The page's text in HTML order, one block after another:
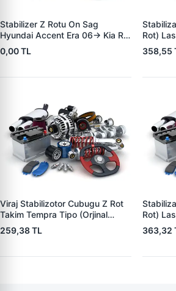
Stabilizer Z Rotu On Sag
Hyundai Accent Era 06-> Kia Rio
05-> | HMC 548401G500 |
OEM 54840-1G500
0,00 TL
Rot)
Boxer 3
358,55
Viraj Stabilizotor Cubugu Z Rot
Takim Tempra Tipo (Orjinal
Uretim) | MAXI 7031T-O | OEM
60570627
259,38 TL
Rot)
Boxer
363,32